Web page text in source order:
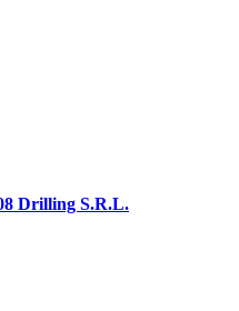
Drilling S.R.L.